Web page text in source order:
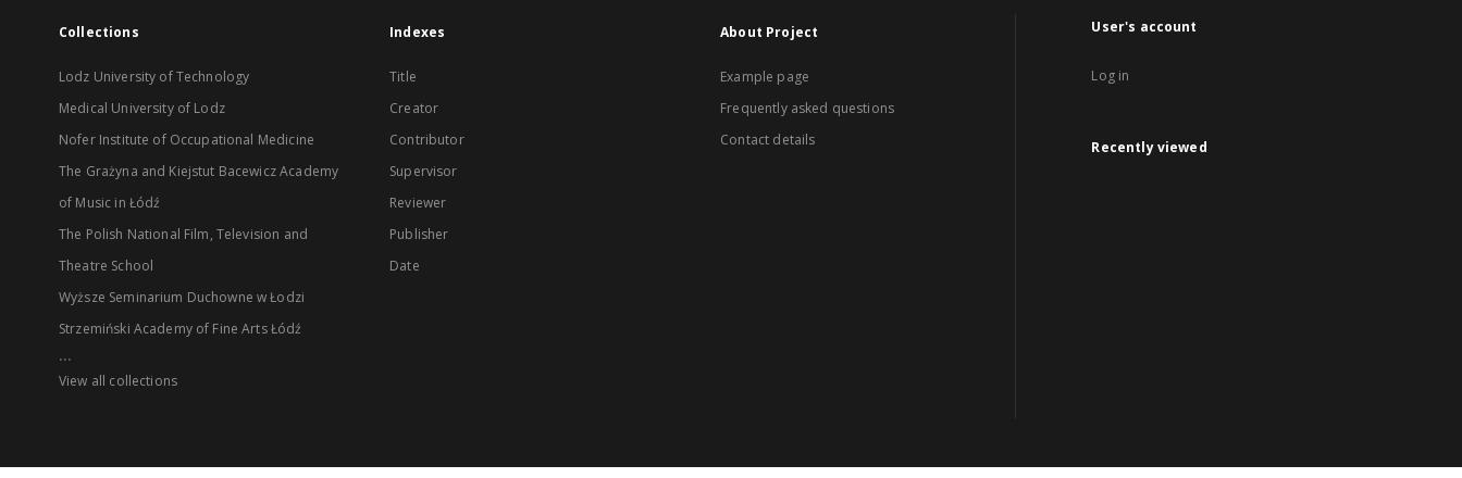
Collections
Lodz University of Technology
Medical University of Lodz
Nofer Institute of Occupational Medicine
The Grażyna and Kiejstut Bacewicz Academy
of Music in Łódź
The Polish National Film, Television and
Theatre School
Wyższe Seminarium Duchowne w Łodzi
Strzemiński Academy of Fine Arts Łódź
...
View all collections
Indexes
Title
Creator
Contributor
Supervisor
Reviewer
Publisher
Date
About Project
Example page
Frequently asked questions
Contact details
User's account
Log in
Recently viewed